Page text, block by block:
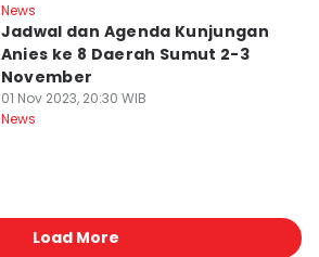
News
Jadwal dan Agenda Kunjungan
Anies ke 8 Daerah Sumut 2-3
November
01 Nov 2023, 20:30 WIB
News
Load More